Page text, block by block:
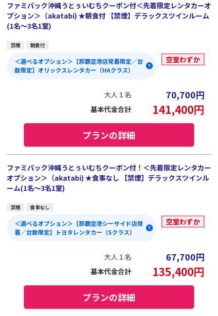
ファミパック沖縄うとぅいむちクーポン付＜先着限定レンタカーオ
プション＞（akatabi) ★朝食付 【禁煙】デラックスツインルーム
(1名～3名1室)
禁煙 朝食付
＜選べるオプション＞【那覇空港店発着限定／台
数限定】オリックスレンタカー（HAクラス）
空室わずか
大人１名 70,700円
基本代金合計 141,400円
プランの詳細
ファミパック沖縄うとぅいむちクーポン付！＜先着限定レンタカー
オプション＞（akatabi) ★食事なし 【禁煙】デラックスツインル
ーム(1名～3名1室)
禁煙 食事なし
＜選べるオプション＞【那覇空港シーサイド店発
着／台数限定】トヨタレンタカー（Sクラス）
空室わずか
大人１名 67,700円
基本代金合計 135,400円
プランの詳細